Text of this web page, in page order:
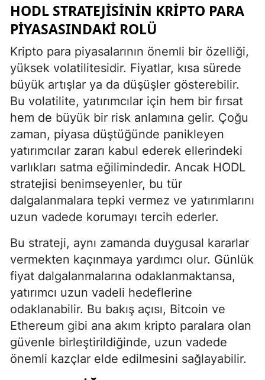
HODL STRATEJISININ KRIPTO PARA
PIYASASINDAKI ROLÜ
Kripto para piyasalarının önemli bir özelliği,
yüksek volatilitesidir. Fiyatlar, kısa sürede
büyük artışlar ya da düşüşler gösterebilir.
Bu volatilite, yatırımcılar için hem bir fırsat
hem de büyük bir risk anlamına gelir. Çoğu
zaman, piyasa düştüğünde panikleyen
yatırımcılar zararı kabul ederek ellerindeki
varlıkları satma eğilimindedir. Ancak HODL
stratejisi benimseyenler, bu tür
dalgalanmalara tepki vermez ve yatırımlarını
uzun vadede korumayı tercih ederler.
Bu strateji, aynı zamanda duygusal kararlar
vermekten kaçınmaya yardımcı olur. Günlük
fiyat dalgalanmalarına odaklanmaktansa,
yatırımcı uzun vadeli hedeflerine
odaklanabilir. Bu bakış açısı, Bitcoin ve
Ethereum gibi ana akım kripto paralara olan
güvenle birleştirildiğinde, uzun vadede
önemli kazçlar elde edilmesini sağlayabilir.